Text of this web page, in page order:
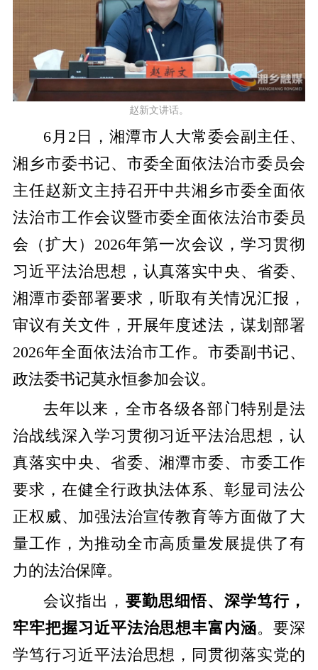
赵新文讲话。
6月2日，湘潭市人大常委会副主任、
湘乡市委书记、市委全面依法治市委员会
主任赵新文主持召开中共湘乡市委全面依
法治市工作会议暨市委全面依法治市委员
会（扩大）2026年第一次会议，学习贯彻
习近平法治思想，认真落实中央、省委、
湘潭市委部署要求，听取有关情况汇报，
审议有关文件，开展年度述法，谋划部署
2026年全面依法治市工作。市委副书记、
政法委书记莫永恒参加会议。
去年以来，全市各级各部门特别是法
治战线深入学习贯彻习近平法治思想，认
真落实中央、省委、湘潭市委、市委工作
要求，在健全行政执法体系、彰显司法公
正权威、加强法治宣传教育等方面做了大
量工作，为推动全市高质量发展提供了有
力的法治保障。
会议指出， 要勤思细悟、深学笃行，
牢牢把握习近平法治思想丰富内涵。要深
学笃行习近平法治思想，同贯彻落实党的